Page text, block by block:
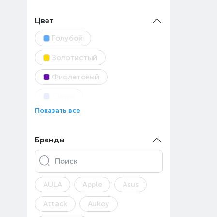
ТК «Армада»
ТРЦ «Almaty Mall»
ТРЦ «Asia Park»
ТРЦ «FORUM»
ТЦ «Султан»
Цвет
Голубой
Золотистый
Фиолетовый
Темно-серый
Желтый Зеленый
Коричневый
Красный
Показать все
Бренды
Поиск
AULA Apple Asus
Attack Aukey